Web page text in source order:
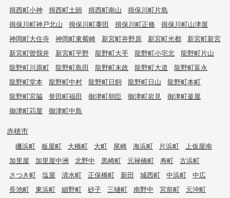
揖西町小神 揖西町土師 揖西町南山
揖保川町片島
揖保川町神戸北山
揖保川町黍田 揖保川町正條
揖保川町山津屋
神岡町大住寺
神岡町東觜崎 新宮町井野原 新宮町光都
新宮町新宮
新宮町曽我井
新宮町平野 龍野町大手 龍野町小宅北
龍野町片山
龍野町川原町
龍野町島田 龍野町末政 龍野町大道
龍野町富永
龍野町堂本
龍野町中村 龍野町日飼 龍野町日山
龍野町本町
龍野町宮脇
誉田町福田 御津町朝臣 御津町岩見
御津町釜屋
御津町苅屋
御津町中島
赤穂市
磯浜町 板屋町 大橋町 大町 尾崎 海浜町 片浜町
上仮屋南
加里屋
加里屋中洲 北野中 黒崎町 元禄橋町 寿町
古浜町
さつき町
塩屋 清水町 正保橋町 新田 城西町 中浜町
中広
長池町
東浜町 細野町 砂子 三樋町 南野中 宮前町
元沖町